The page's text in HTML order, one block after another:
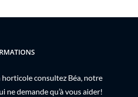
consultez Béa, notre
ne demande qu’à vous aider!